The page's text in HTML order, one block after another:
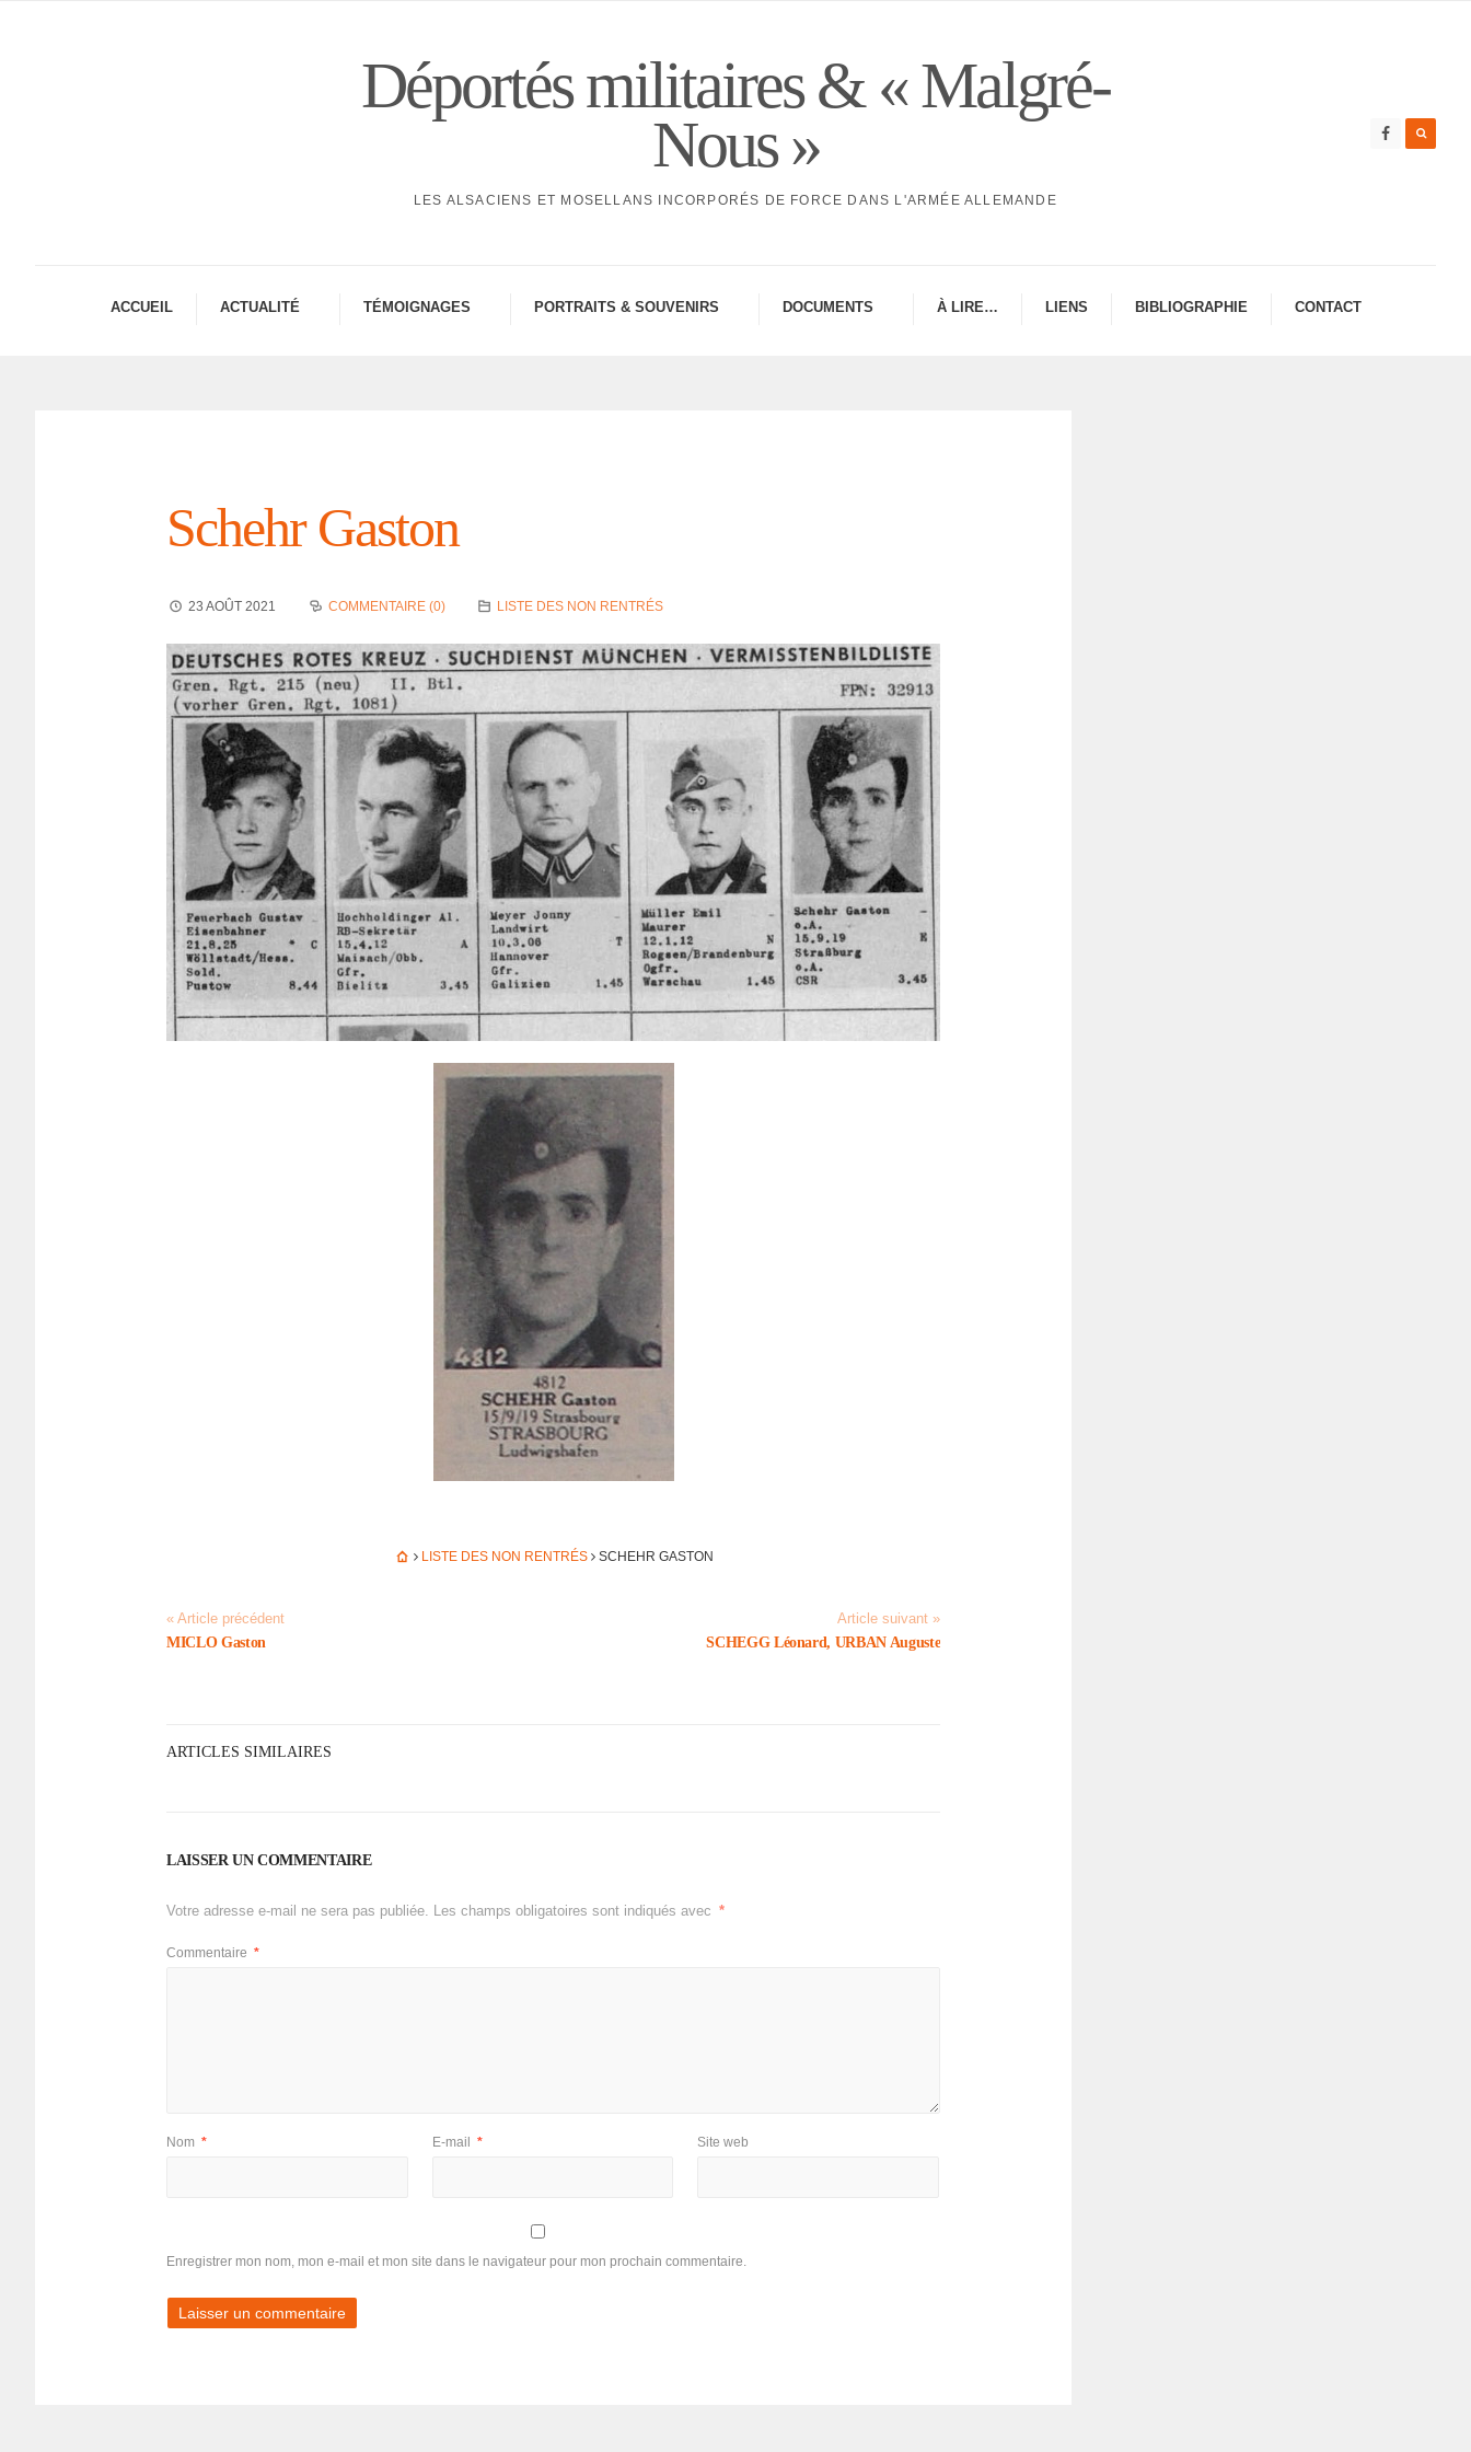
Déportés militaires & « Malgré-
Nous »
LES ALSACIENS ET MOSELLANS INCORPORÉS DE FORCE DANS L'ARMÉE ALLEMANDE
ACCUEIL ACTUA­LITÉ TÉMOI­GNAGES PORTRAITS & SOUVE­NIRS DOCU­MENTS À LIRE… LIENS BIBLIO­GRA­PHIE CONTAC­­T
Schehr Gaston
23 AOÛT 2021 COMMENTAIRE (0) LISTE DES NON RENTRÉS
LISTE DES NON RENTRÉS SCHEHR GASTON
« Article précédent
MICLO Gaston
Article suivant »
SCHEGG Léonard, URBAN Auguste
ARTICLES SIMILAIRES
LAISSER UN COMMENTAIRE
Votre adresse e-mail ne sera pas publiée. Les champs obligatoires sont indiqués avec *
Commentaire *
Nom * E-mail * Site web
Enregistrer mon nom, mon e-mail et mon site dans le navigateur pour mon prochain commentaire.